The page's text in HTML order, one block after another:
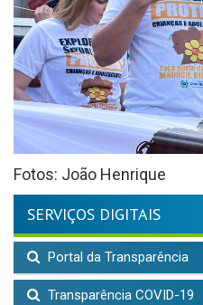
Fotos: João Henrique
SERVIÇOS DIGITAIS
Portal da Transparência
Transparência COVID-19